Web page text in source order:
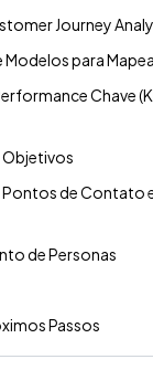
Journey
Modelos para
Chave
Objetivos
de Contato
de Personas
Passos